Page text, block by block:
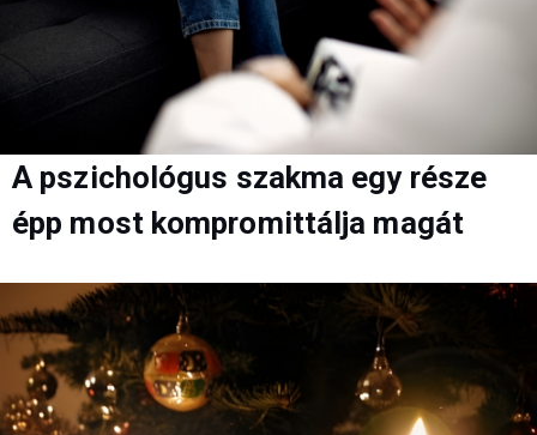
A pszichológus szakma egy része
épp most kompromittálja magát